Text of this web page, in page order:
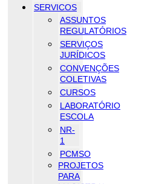
SERVICOS
ASSUNTOS
REGULATÓRIOS
SERVIÇOS
JURÍDICOS
CONVENÇÕES
COLETIVAS
CURSOS
LABORATÓRIO
ESCOLA
NR-
1
PCMSO
PROJETOS
PARA